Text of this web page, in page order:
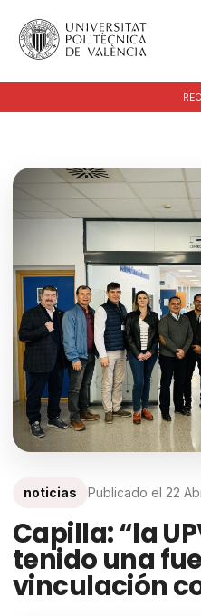
noticias Publicado el 22
Capilla: “la
tenido una
vinculación